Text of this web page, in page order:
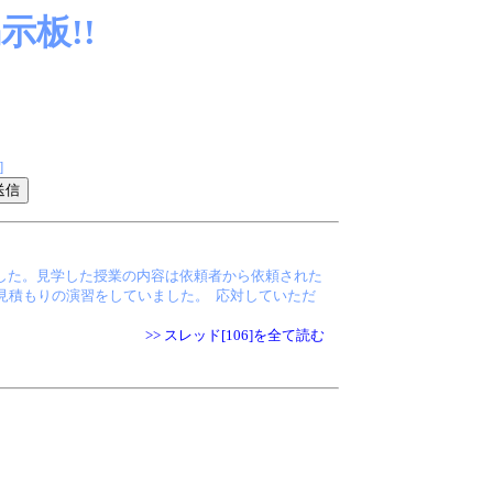
板!!
。見学した授業の内容は依頼者から依頼された
積もりの演習をしていました。 応対していただ
>> スレッド[106]を全て読む